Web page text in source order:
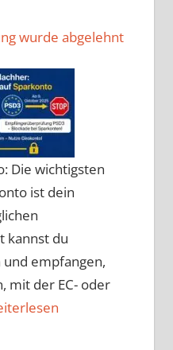
wurde abgelehnt
Die wichtigsten
ist dein
kannst du
empfangen,
mit der EC- oder